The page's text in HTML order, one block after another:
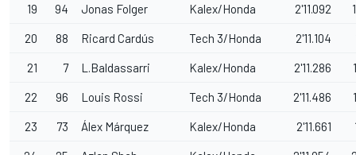
19 94 Jonas Folger Kalex/Honda 2'11.092
20 88 Ricard Cardús Tech 3/Honda 2'11.104
21 7 L.Baldassarri Kalex/Honda 2'11.286
22 96 Louis Rossi Tech 3/Honda 2'11.486
23 73 Álex Márquez Kalex/Honda 2'11.661